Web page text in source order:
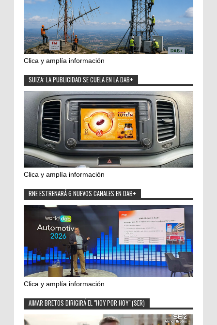
Clica y amplía información
SUIZA: LA PUBLICIDAD SE CUELA EN LA DAB+
Clica y amplía información
RNE ESTRENARÁ 6 NUEVOS CANALES EN DAB+
Clica y amplía información
AIMAR BRETOS DIRIGIRÁ EL "HOY POR HOY" (SER)